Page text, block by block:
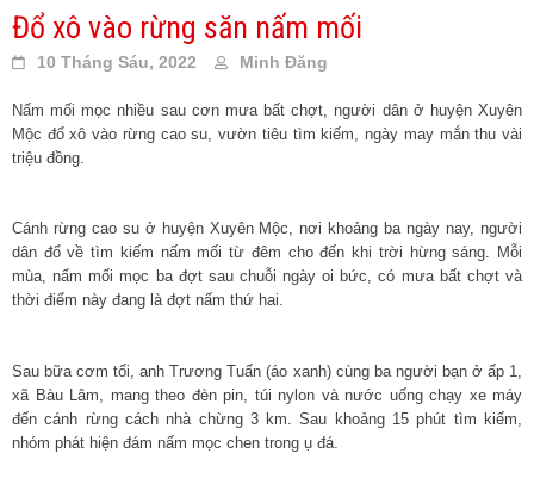
Đổ xô vào rừng săn nấm mối
10 Tháng Sáu, 2022 Minh Đăng
Nấm mối mọc nhiều sau cơn mưa bất chợt, người dân ở huyện Xuyên
Mộc đổ xô vào rừng cao su, vườn tiêu tìm kiếm, ngày may mắn thu vài
triệu đồng.
Cánh rừng cao su ở huyện Xuyên Mộc, nơi khoảng ba ngày nay, người
dân đổ về tìm kiếm nấm mối từ đêm cho đến khi trời hừng sáng. Mỗi
mùa, nấm mối mọc ba đợt sau chuỗi ngày oi bức, có mưa bất chợt và
thời điểm này đang là đợt nấm thứ hai.
Sau bữa cơm tối, anh Trương Tuấn (áo xanh) cùng ba người bạn ở ấp 1,
xã Bàu Lâm, mang theo đèn pin, túi nylon và nước uống chạy xe máy
đến cánh rừng cách nhà chừng 3 km. Sau khoảng 15 phút tìm kiếm,
nhóm phát hiện đám nấm mọc chen trong ụ đá.